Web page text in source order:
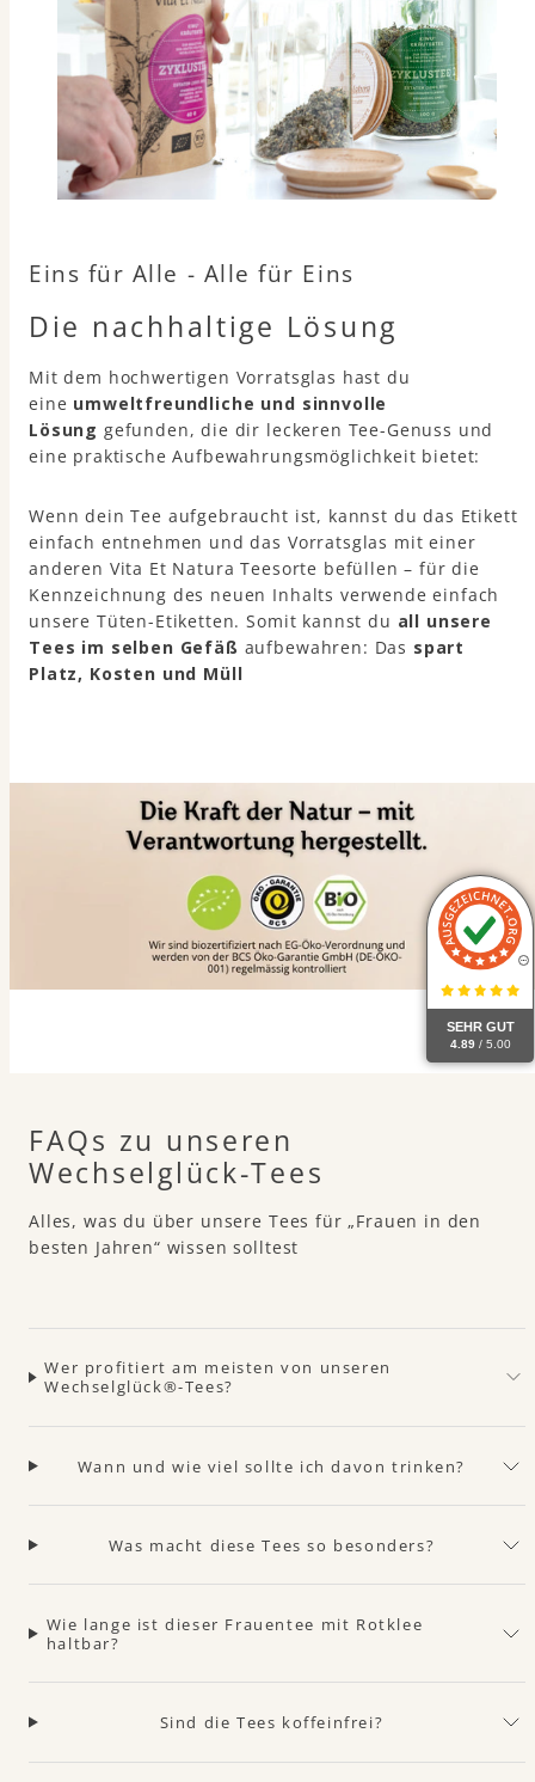
Eins für Alle - Alle für Eins
Die nachhaltige Lösung
Mit dem hochwertigen Vorratsglas hast du
eine umweltfreundliche und sinnvolle
Lösung gefunden, die dir leckeren Tee-Genuss und
eine praktische Aufbewahrungsmöglichkeit bietet:
Wenn dein Tee aufgebraucht ist, kannst du das Etikett
einfach entnehmen und das Vorratsglas mit einer
anderen Vita Et Natura Teesorte befüllen – für die
Kennzeichnung des neuen Inhalts verwende einfach
unsere Tüten-Etiketten. Somit kannst du all unsere
Tees im selben Gefäß aufbewahren: Das spart
Platz, Kosten und Müll
SEHR GUT
4.89 / 5.00
FAQs zu unseren
Wechselglück-Tees
Alles, was du über unsere Tees für „Frauen in den
besten Jahren“ wissen solltest
Wer profitiert am meisten von unseren
Wechselglück®-Tees?
Wann und wie viel sollte ich davon trinken?
Was macht diese Tees so besonders?
Wie lange ist dieser Frauentee mit Rotklee
haltbar?
Sind die Tees koffeinfrei?